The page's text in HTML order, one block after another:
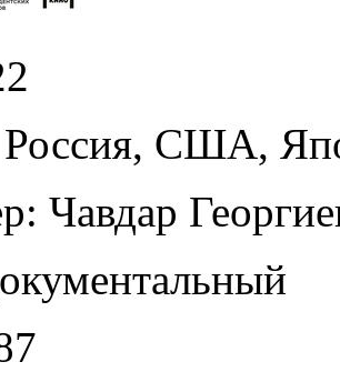
Россия, США,
Чавдар